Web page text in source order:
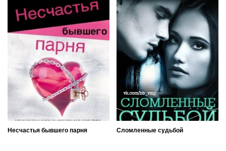
Несчастья бывшего парня Сломленные судьбой